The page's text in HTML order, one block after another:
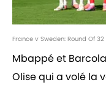
France v Sweden: Round Of
Mbappé et
Olise qui a volé la